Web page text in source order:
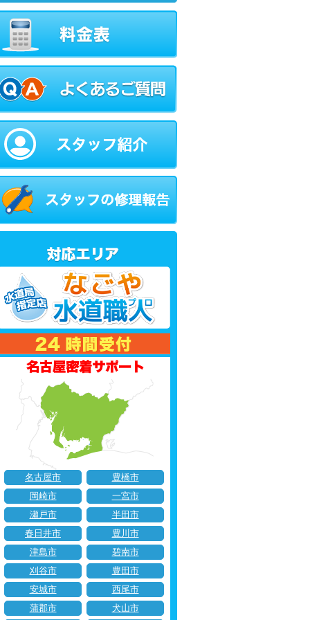
名古屋市
豊橋市
岡崎市
一宮市
瀬戸市
半田市
春日井市
豊川市
津島市
碧南市
刈谷市
豊田市
安城市
西尾市
蒲郡市
犬山市